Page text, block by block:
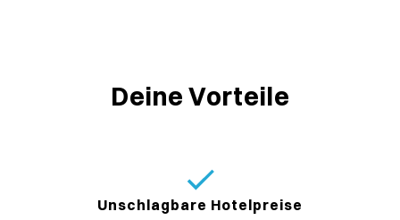
Deine Vorteile
Unschlagbare Hotelpreise